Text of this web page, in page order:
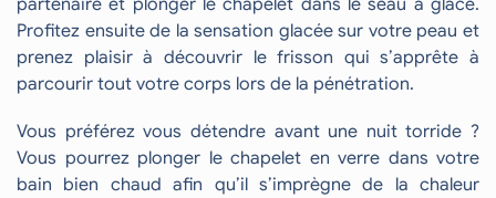
partenaire et plonger le chapelet dans le seau à glace.
Profitez ensuite de la sensation glacée sur votre peau et
prenez plaisir à découvrir le frisson qui s’apprête à
parcourir tout votre corps lors de la pénétration.
Vous préférez vous détendre avant une nuit torride ?
Vous pourrez plonger le chapelet en verre dans votre
bain bien chaud afin qu’il s’imprègne de la chaleur